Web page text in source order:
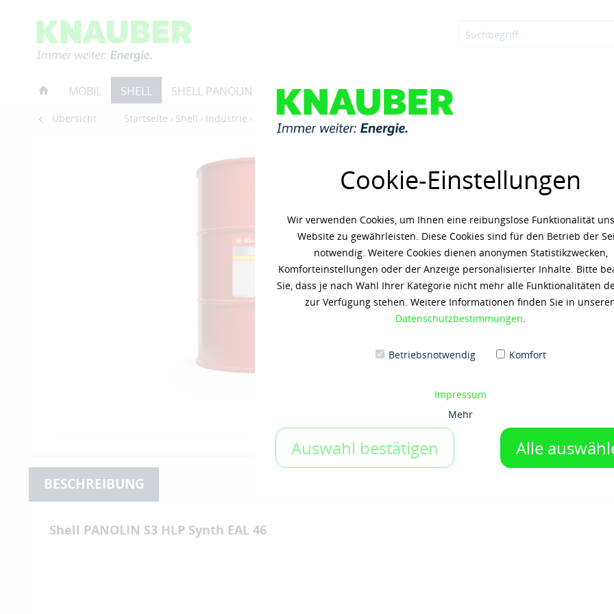
Cookie-Einstellungen
Wir verwenden Cookies, um Ihnen eine reibungslose Funktionalität
Website zu gewährleisten. Diese Cookies sind für den Betrieb der
notwendig. Weitere Cookies dienen anonymen Statistikzwecken,
Komforteinstellungen oder der Anzeige personalisierter Inhalte. Bitte
Sie, dass je nach Wahl Ihrer Kategorie nicht mehr alle Funktionalitäten
zur Verfügung stehen. Weitere Informationen finden Sie in
Datenschutzbestimmungen.
Betriebsnotwendig Komfort
Impressum
Mehr
Auswahl bestätigen Alle
MOBIL SHELL SHELL PANOLIN RESTPOSTEN ADBLUE® KNAUBER ENERGIE
Übersicht Startseite Shell Industrie Hydrauliköle
Shell
46
164,40 € * (8,22
Inhalt: 20 Kilogramm
zzgl. 19% Umsatzsteuerzzgl.
Artikel-Nr.:s50073407
Gebinde:
BESCHREIBUNG
Shell PANOLIN S3 HLP Synth EAL 46